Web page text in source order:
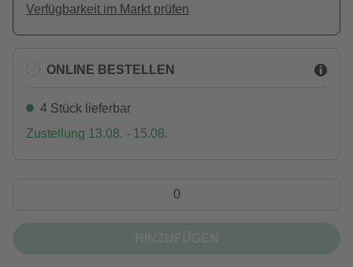
Verfügbarkeit im Markt prüfen
ONLINE BESTELLEN
4 Stück lieferbar
Zustellung 13.08. - 15.08.